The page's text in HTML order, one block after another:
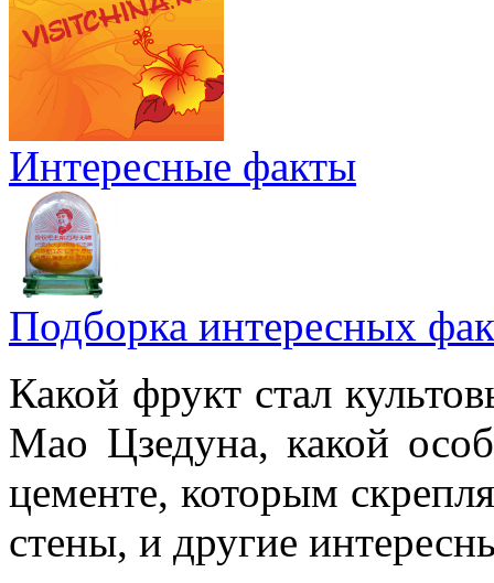
Интересные факты
Подборка интересных
Какой фрукт стал
Мао Цзедуна, какой
цементе, которым
стены, и другие